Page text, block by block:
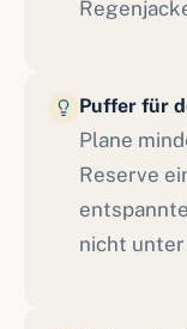
Puffer für
Plane
Reserve
nicht